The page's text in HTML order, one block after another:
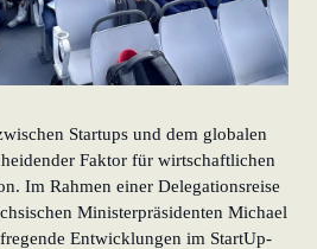
Startups und dem globalen
Faktor für wirtschaftlichen
Im Rahmen einer Delegationsreise
Ministerpräsidenten Michael
Entwicklungen im StartUp-